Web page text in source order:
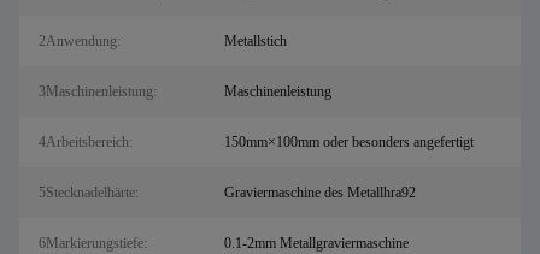
2Anwendung: Metallstich
3Maschinenleistung: Maschinenleistung
4Arbeitsbereich: 150mm×100mm oder besonders angefertigt
5Stecknadelhärte: Graviermaschine des Metallhra92
6Markierungstiefe: 0.1-2mm Metallgraviermaschine